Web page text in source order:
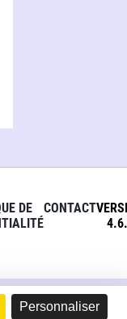
Personnaliser
DE
CONTACT